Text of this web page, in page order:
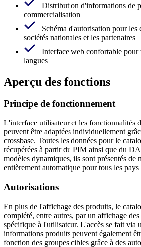
Distribution d'informations de
commercialisation
Schéma d'autorisation pour les
sociétés nationales et les partenaires
Interface web confortable pour
langues
Aperçu des fonctions
Principe de fonctionnement
L'interface utilisateur et les fonctionnalités
peuvent être adaptées individuellement
crossbase. Toutes les données pour le
récupérées à partir du PIM ainsi que du
modèles dynamiques, ils sont présentés de
entièrement automatique pour tous les pays
Autorisations
En plus de l'affichage des produits, le
complété, entre autres, par un affichage
spécifique à l'utilisateur. L'accès se fait via
informations produits peuvent également
fonction des groupes cibles grâce à des